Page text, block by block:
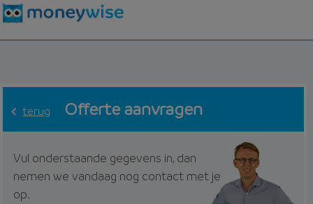
terug Offerte aanvragen
Vul onderstaande gegevens in, dan
nemen we vandaag nog contact met je
op.